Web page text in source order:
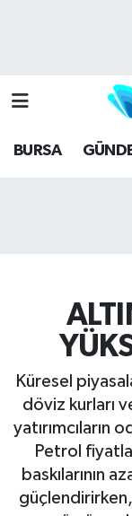
BURSA
Küresel
döviz kurları
yatırımcıların
Petrol
baskılarının
Bursa
Bursa
Son
Haber